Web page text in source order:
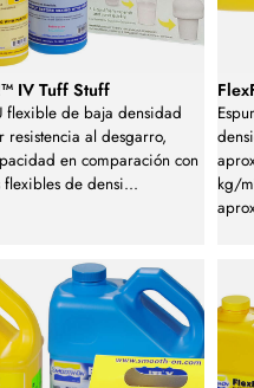
IV Tuff Stuff
flexible de baja densidad
resistencia al desgarro,
en comparación con
flexibles de densi...
kg/